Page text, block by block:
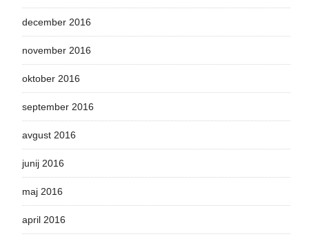
december 2016
november 2016
oktober 2016
september 2016
avgust 2016
junij 2016
maj 2016
april 2016